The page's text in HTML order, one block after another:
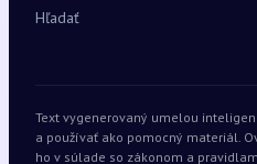
Hľadať
Text vygenerovaný umelou
a používať ako pomocný materiál.
ho v súlade so zákonom a